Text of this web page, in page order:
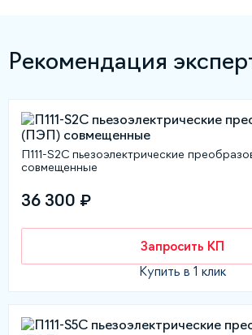
Рекомендация
П111-S2C пьезоэлектрические
совмещенные
36 300 ₽
Запросить КП
Купить в 1 клик